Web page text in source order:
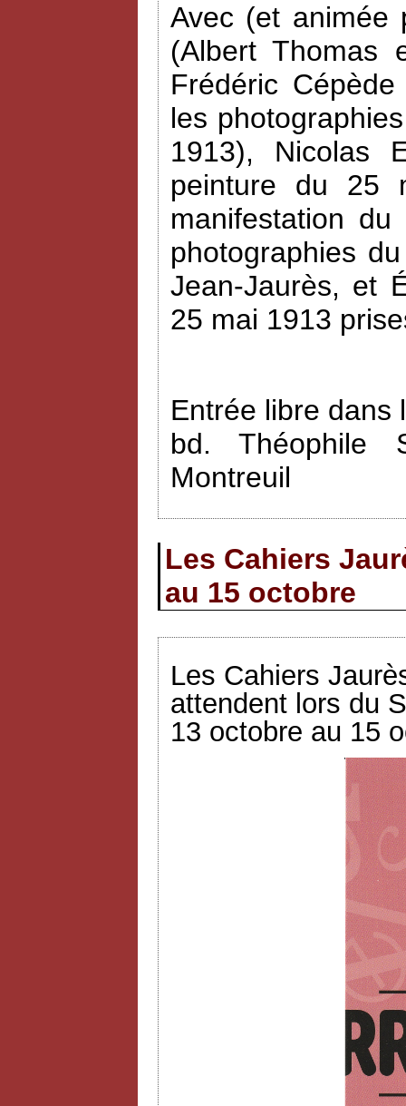
Avec (et animée
(Albert Thomas
Frédéric
les
1913), Nicolas
peinture du 25
manifestation
photographies
Jean-Jaurès, et
25 mai 1913
Entrée libre dans
bd. Théophile
Montreuil
Les Cahiers
au 15 octobre
Les Cahiers
attendent lors du
13 octobre au 15